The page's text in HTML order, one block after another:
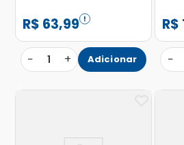
R$ 63,99
− 1 + Adicionar
R$
−